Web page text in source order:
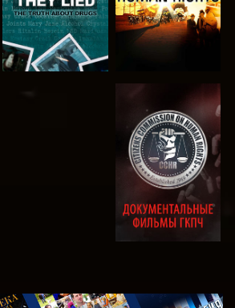
СМОТРЕТЬ
СМОТРЕТЬ